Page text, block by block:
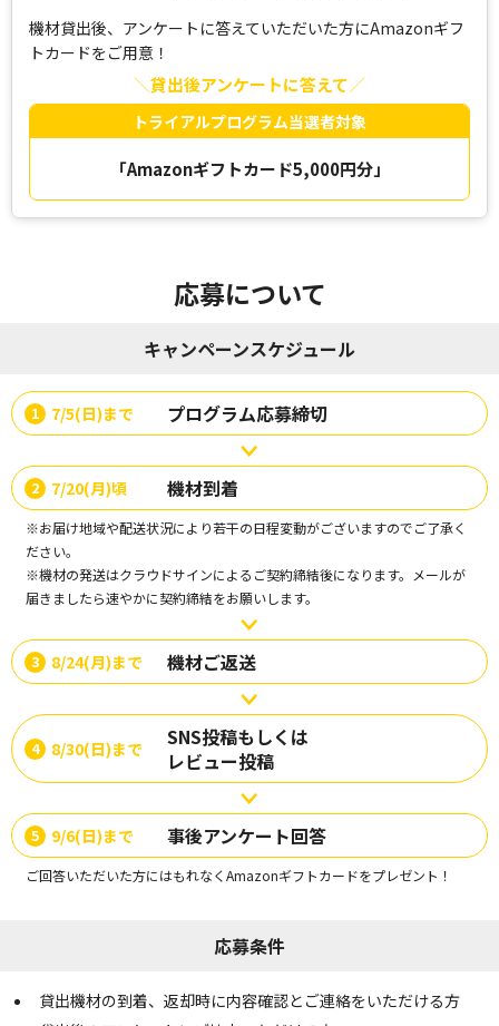
機材貸出後、アンケートに答えていただいた方にAmazonギフ
トカードをご用意！
貸出後アンケートに答えて
トライアルプログラム当選者対象
「Amazonギフトカード5,000円分」
応募について
キャンペーンスケジュール
1 7/5(日)まで プログラム応募締切
2 7/20(月)頃 機材到着
※お届け地域や配送状況により若⼲の⽇程変動がございますのでご了承く
ださい。
※機材の発送はクラウドサインによるご契約締結後になります。メールが
届きましたら速やかに契約締結をお願いします。
3 8/24(月)まで 機材ご返送
4 8/30(日)まで
SNS投稿もしくは
レビュー投稿
5 9/6(日)まで 事後アンケート回答
ご回答いただいた方にはもれなくAmazonギフトカードをプレゼント！
応募条件
貸出機材の到着、返却時に内容確認とご連絡をいただける⽅